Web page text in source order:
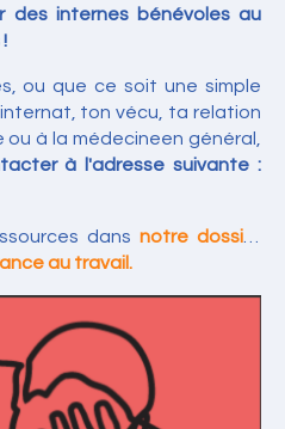
des internes bénévoles au
ou que ce soit une simple
ton vécu, ta relation
à la médecineen général,
à l'adresse suivante :
dansnotre dossier
au travail.